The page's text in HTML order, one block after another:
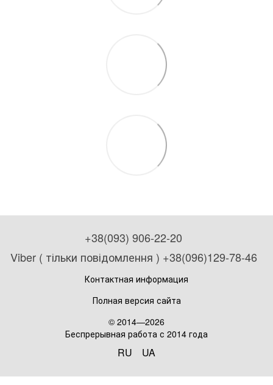
+38(093) 906-22-20
Viber ( тільки повідомлення ) +38(096)129-78-46
Контактная информация
Полная версия сайта
© 2014—2026
Беспрерывная работа с 2014 года
RU UA